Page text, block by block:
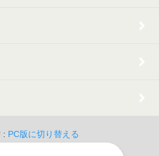
: PC版に切り替える
All Rights Reserved.